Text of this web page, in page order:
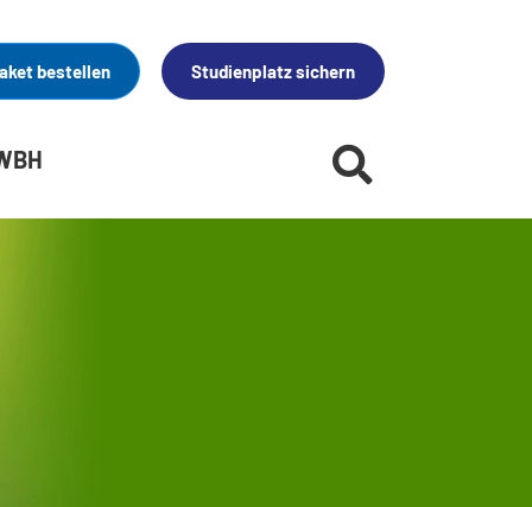
bestellen Studienplatz sichern